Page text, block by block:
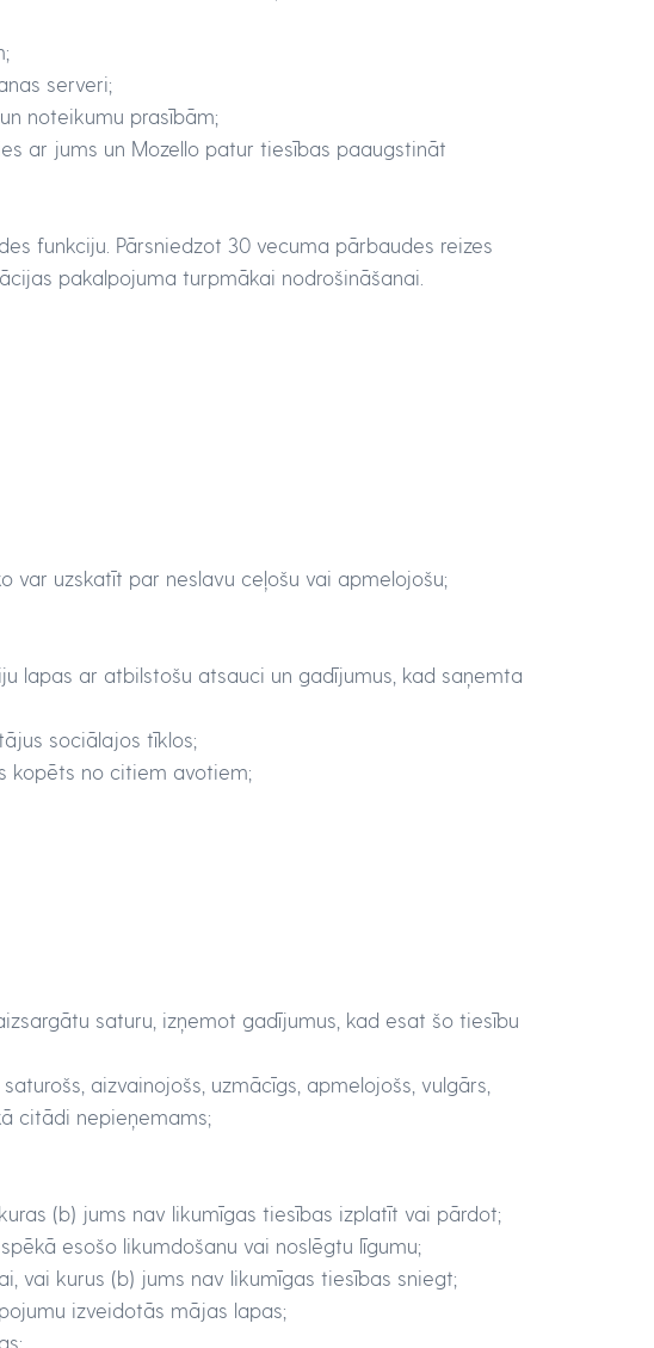
serveri;
noteikumu prasībām;
ar jums un Mozello patur tiesības paaugstināt
funkciju. Pārsniedzot 30 vecuma pārbaudes reizes
pakalpojuma turpmākai nodrošināšanai.
var uzskatīt par neslavu ceļošu vai apmelojošu;
lapas ar atbilstošu atsauci un gadījumus, kad saņemta
sociālajos tīklos;
kopēts no citiem avotiem;
saturu, izņemot gadījumus, kad esat šo tiesību
aizvainojošs, uzmācīgs, apmelojošs, vulgārs,
citādi nepieņemams;
(b) jums nav likumīgas tiesības izplatīt vai pārdot;
esošo likumdošanu vai noslēgtu līgumu;
vai kurus (b) jums nav likumīgas tiesības sniegt;
izveidotās mājas lapas;